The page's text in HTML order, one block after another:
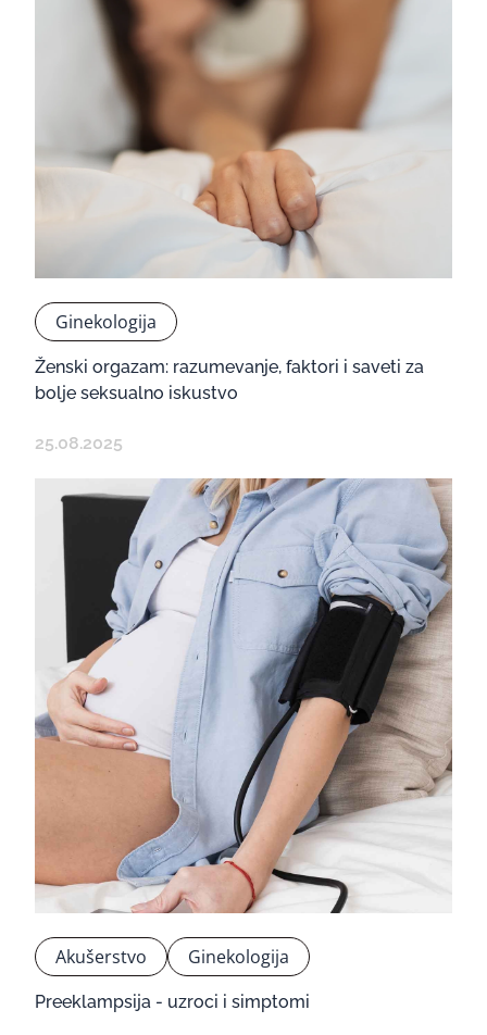
Ginekologija
Ženski orgazam: razumevanje, faktori i saveti za
bolje seksualno iskustvo
25.08.2025
Akušerstvo Ginekologija
Preeklampsija - uzroci i simptomi